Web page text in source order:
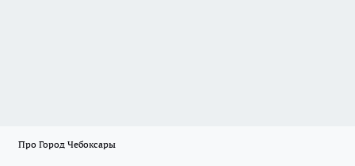
Про Город Чебоксары